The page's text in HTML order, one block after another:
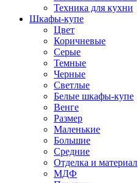
Техника для кухни
Шкафы-купе
Цвет
Коричневые
Серые
Темные
Черные
Светлые
Белые шкафы-купе
Венге
Размер
Маленькие
Большие
Средние
Отделка и материал
МДФ